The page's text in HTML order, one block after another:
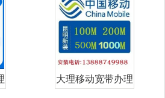
大理移动宽带办理